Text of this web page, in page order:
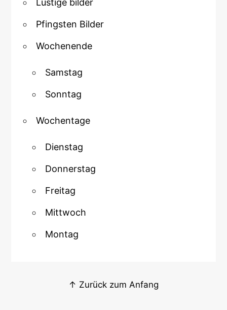
Lustige bilder
Pfingsten Bilder
Wochenende
Samstag
Sonntag
Wochentage
Dienstag
Donnerstag
Freitag
Mittwoch
Montag
↑ Zurück zum Anfang